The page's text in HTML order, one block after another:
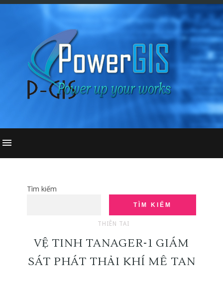
Tìm kiếm
THIÊN TAI
VỆ TINH TANAGER-1 GIÁM
SÁT PHÁT THẢI KHÍ MÊ TAN